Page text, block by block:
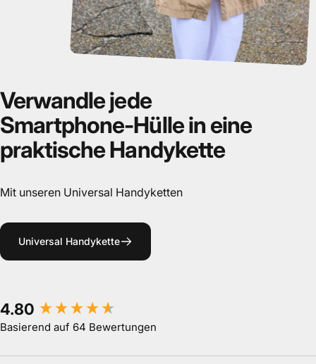
Verwandlejede
Smartphone-Hüllein eine
praktischeHandykette
Mit unseren Universal Handyketten
Universal Handykette
4.80
Basierend auf 64 Bewertungen
New content loaded